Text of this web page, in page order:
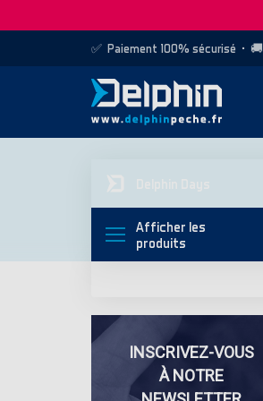
✅ Paiement 100% sécurisé • 🚚
Afficher les
produits
INSCRIVEZ-VOUS
À NOTRE